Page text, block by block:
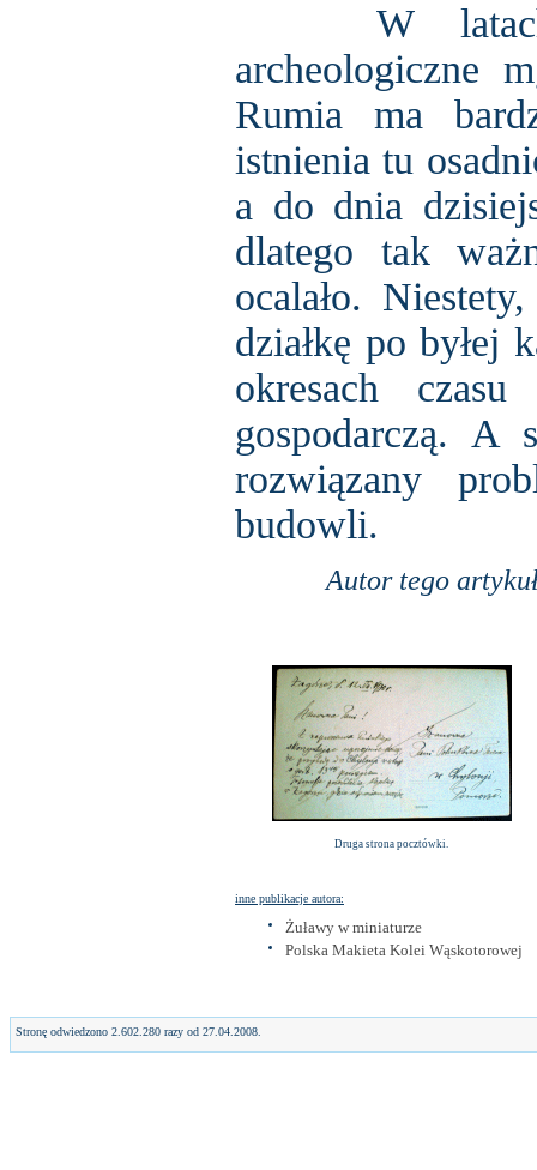
W latach
archeologiczne
Rumia ma
istnienia tu
a do dnia
dlatego tak
ocalało.
działkę po byłej
okresach
gospodarczą. A
rozwiązany
budowli.
Autor tego
Druga strona pocztówki.
inne publikacje autora:
Żuławy w miniaturze
Polska Makieta Kolei Wąskotorowej
Stronę odwiedzono 2.602.280 razy od 27.04.2008.